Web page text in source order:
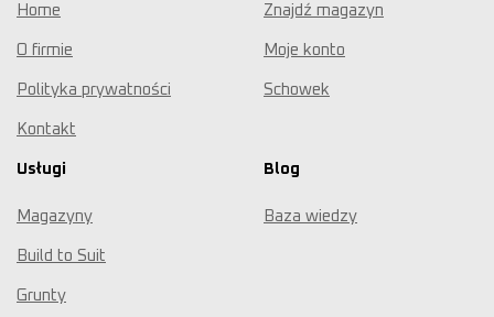
Home
O firmie
Polityka prywatności
Kontakt
Znajdź magazyn
Moje konto
Schowek
Usługi
Magazyny
Build to Suit
Grunty
Blog
Baza wiedzy